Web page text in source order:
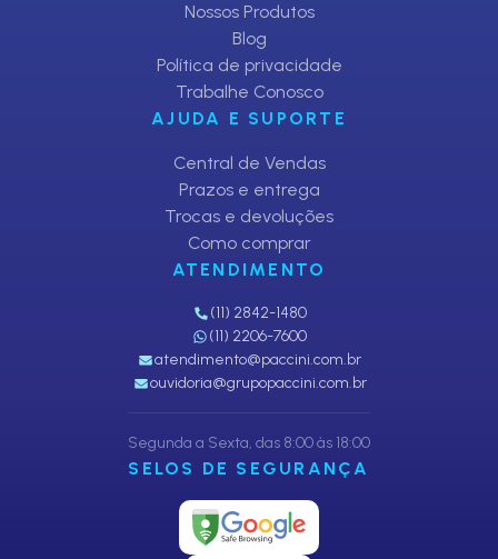
Nossos Produtos
Blog
Política de privacidade
Trabalhe Conosco
AJUDA E SUPORTE
Central de Vendas
Prazos e entrega
Trocas e devoluções
Como comprar
ATENDIMENTO
(11) 2842-1480
(11) 2206-7600
atendimento@paccini.com.br
ouvidoria@grupopaccini.com.br
Segunda a Sexta, das 8:00 às 18:00
SELOS DE SEGURANÇA